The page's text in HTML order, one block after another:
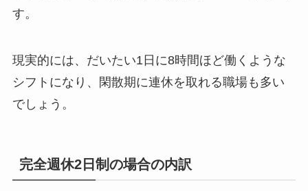
す。
現実的には、だいたい1日に8時間ほど働くような
シフトになり、閑散期に連休を取れる職場も多い
でしょう。
完全週休2日制の場合の内訳